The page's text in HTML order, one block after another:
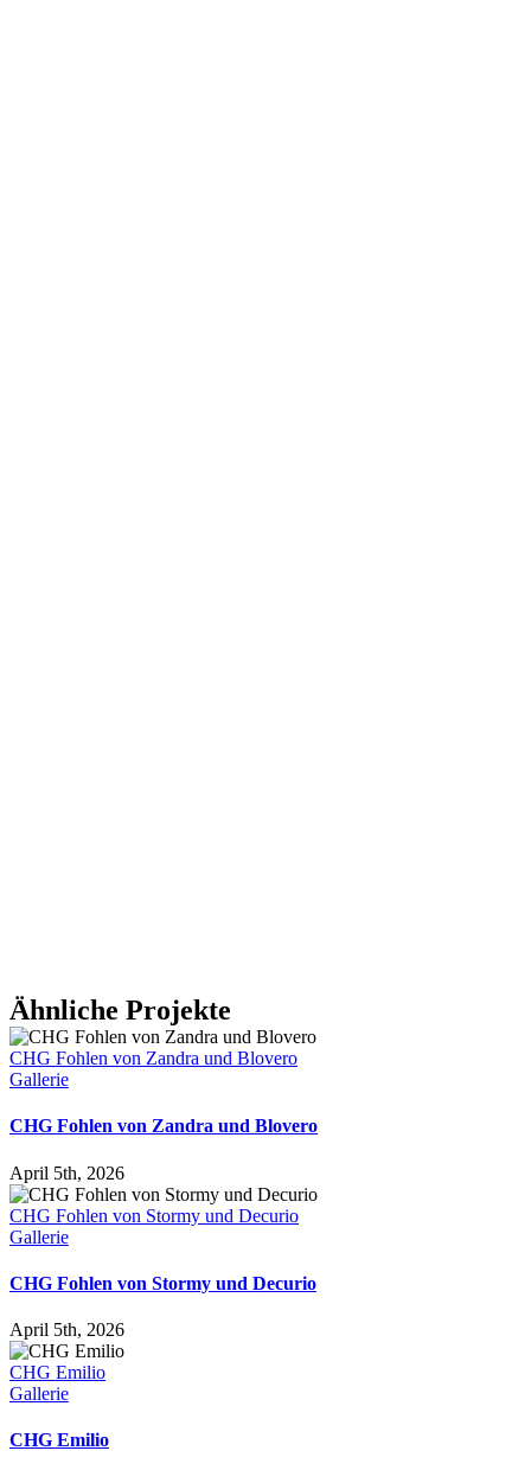
Ähnliche Projekte
CHG Fohlen von Zandra und Blovero
Gallerie
CHG Fohlen von Zandra und Blovero
April 5th, 2026
CHG Fohlen von Stormy und Decurio
Gallerie
CHG Fohlen von Stormy und Decurio
April 5th, 2026
CHG Emilio
Gallerie
CHG Emilio